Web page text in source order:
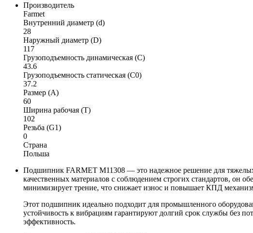
Производитель
Farmet
Внутренний диаметр (d)
28
Наружный диаметр (D)
117
Грузоподъемность динамическая (C)
43.6
Грузоподъемность статическая (C0)
37.2
Размер (A)
60
Ширина рабочая (T)
102
Резьба (G1)
0
Страна
Польша
Подшипник FARMET M11308 — это надежное решение для тяжелых
качественных материалов с соблюдением строгих стандартов, он
минимизирует трение, что снижает износ и повышает КПД
Этот подшипник идеально подходит для промышленного
устойчивость к вибрациям гарантируют долгий срок службы без
эффективность.